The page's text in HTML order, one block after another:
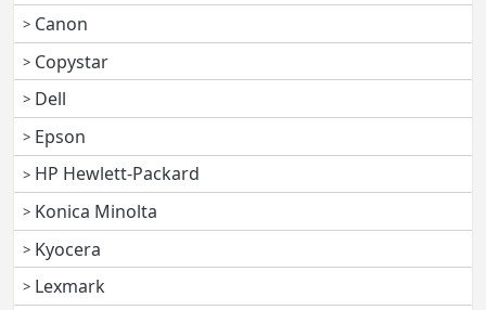
Canon
Copystar
Dell
Epson
HP Hewlett-Packard
Konica Minolta
Kyocera
Lexmark